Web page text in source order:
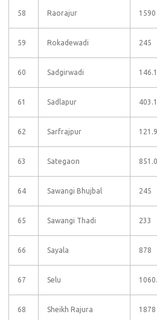
58 Raorajur 1590
59 Rokadewadi 245
60 Sadgirwadi
61 Sadlapur
62 Sarfrajpur
63 Sategaon
64 Sawangi Bhujbal 245
65 Sawangi Thadi 233
66 Sayala 878
67 Selu
68 Sheikh Rajura 1878